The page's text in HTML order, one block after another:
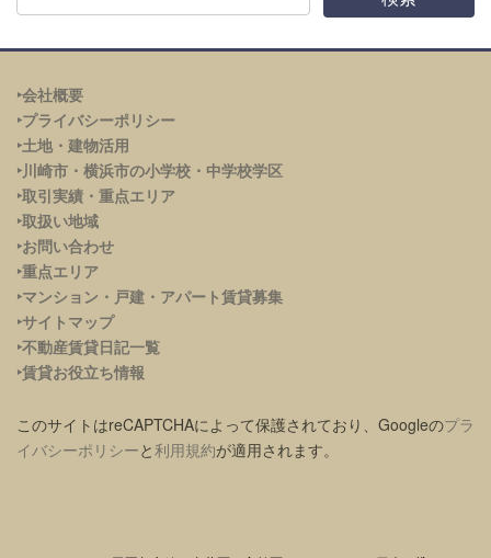
‣会社概要
‣プライバシーポリシー
‣土地・建物活用
‣川崎市・横浜市の小学校・中学校学区
‣取引実績・重点エリア
‣取扱い地域
‣お問い合わせ
‣重点エリア
‣マンション・戸建・アパート賃貸募集
‣サイトマップ
‣不動産賃貸日記一覧
‣賃貸お役立ち情報
このサイトはreCAPTCHAによって保護されており、Googleのプラ
イバシーポリシーと利用規約が適用されます。